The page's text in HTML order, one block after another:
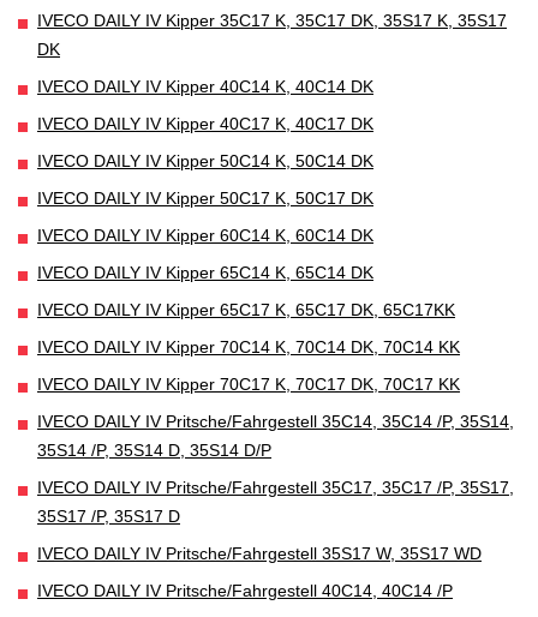
IVECO DAILY IV Kipper 35C17 K, 35C17 DK, 35S17 K, 35S17
DK
IVECO DAILY IV Kipper 40C14 K, 40C14 DK
IVECO DAILY IV Kipper 40C17 K, 40C17 DK
IVECO DAILY IV Kipper 50C14 K, 50C14 DK
IVECO DAILY IV Kipper 50C17 K, 50C17 DK
IVECO DAILY IV Kipper 60C14 K, 60C14 DK
IVECO DAILY IV Kipper 65C14 K, 65C14 DK
IVECO DAILY IV Kipper 65C17 K, 65C17 DK, 65C17KK
IVECO DAILY IV Kipper 70C14 K, 70C14 DK, 70C14 KK
IVECO DAILY IV Kipper 70C17 K, 70C17 DK, 70C17 KK
IVECO DAILY IV Pritsche/Fahrgestell 35C14, 35C14 /P, 35S14,
35S14 /P, 35S14 D, 35S14 D/P
IVECO DAILY IV Pritsche/Fahrgestell 35C17, 35C17 /P, 35S17,
35S17 /P, 35S17 D
IVECO DAILY IV Pritsche/Fahrgestell 35S17 W, 35S17 WD
IVECO DAILY IV Pritsche/Fahrgestell 40C14, 40C14 /P